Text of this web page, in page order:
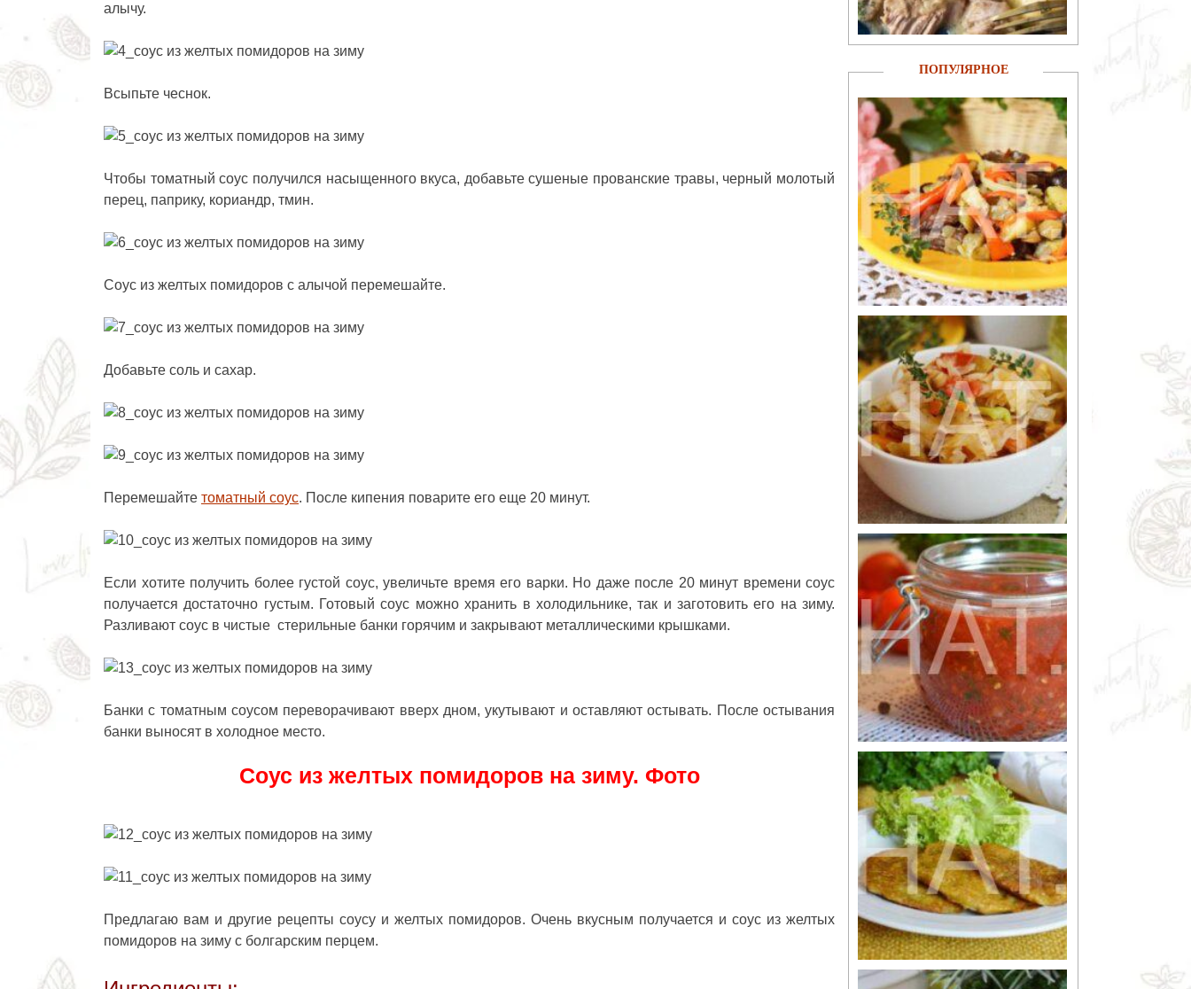
алычу.
Всыпьте чеснок.
Чтобы томатный соус получился насыщенного вкуса, добавьте сушеные прованские травы, черный молотый
перец, паприку, кориандр, тмин.
Соус из желтых помидоров с алычой перемешайте.
Добавьте соль и сахар.
Перемешайте томатный соус. После кипения поварите его еще 20 минут.
Если хотите получить более густой соус, увеличьте время его варки. Но даже после 20 минут времени соус
получается достаточно густым. Готовый соус можно хранить в холодильнике, так и заготовить его на зиму.
Разливают соус в чистые стерильные банки горячим и закрывают металлическими крышками.
Банки с томатным соусом переворачивают вверх дном, укутывают и оставляют остывать. После остывания
банки выносят в холодное место.
Соус из желтых помидоров на зиму. Фото
Предлагаю вам и другие рецепты соусу и желтых помидоров. Очень вкусным получается и соус из желтых
помидоров на зиму с болгарским перцем.
ПОПУЛЯРНОЕ